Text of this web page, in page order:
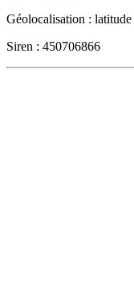
Géolocalisation :
Siren : 450706866